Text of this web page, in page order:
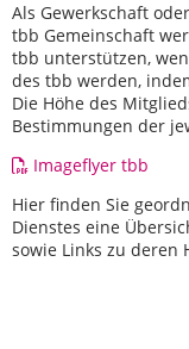
Als Gewerkschaft
tbb Gemeinschaft
tbb unterstützen,
des tbb werden,
Die Höhe des
Bestimmungen der
Imageflyer tbb
Hier finden Sie
Dienstes eine
sowie Links zu deren